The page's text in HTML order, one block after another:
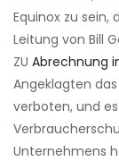
Equinox zu
Leitung von Bill
ZU Abrechnung
Angeklagten
verboten, und es
Unternehmens